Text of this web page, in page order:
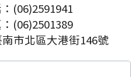
(06)2591941
(06)2501389
市北區大港街146號